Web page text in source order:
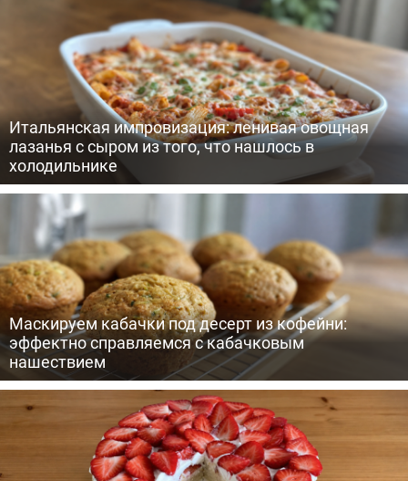
Итальянская импровизация: ленивая овощная
лазанья с сыром из того, что нашлось в
холодильнике
Маскируем кабачки под десерт из кофейни:
эффектно справляемся с кабачковым
нашествием